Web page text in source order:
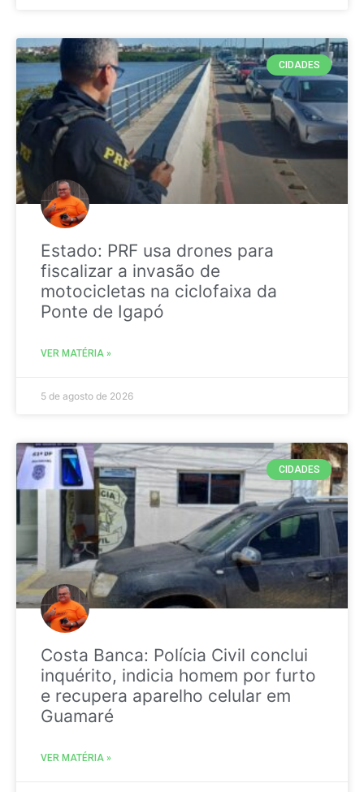
CIDADES
Estado: PRF usa drones para
fiscalizar a invasão de
motocicletas na ciclofaixa da
Ponte de Igapó
VER MATÉRIA »
5 de agosto de 2026
CIDADES
Costa Banca: Polícia Civil conclui
inquérito, indicia homem por furto
e recupera aparelho celular em
Guamaré
VER MATÉRIA »